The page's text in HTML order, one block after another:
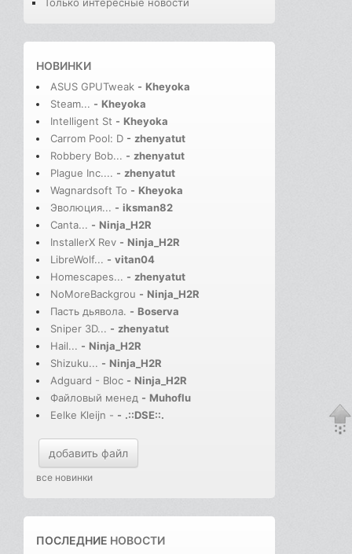
Только интересные новости
НОВИНКИ
ASUS GPUTweak - Kheyoka
Steam... - Kheyoka
Intelligent St - Kheyoka
Carrom Pool: D - zhenyatut
Robbery Bob... - zhenyatut
Plague Inc.... - zhenyatut
Wagnardsoft To - Kheyoka
Эволюция... - iksman82
Canta... - Ninja_H2R
InstallerX Rev - Ninja_H2R
LibreWolf... - vitan04
Homescapes... - zhenyatut
NoMoreBackgrou - Ninja_H2R
Пасть дьявола. - Boserva
Sniper 3D... - zhenyatut
Hail... - Ninja_H2R
Shizuku... - Ninja_H2R
Adguard - Bloc - Ninja_H2R
Файловый менед - Muhoflu
Eelke Kleijn - - .::DSE::.
добавить файл
все новинки
ПОСЛЕДНИЕ НОВОСТИ